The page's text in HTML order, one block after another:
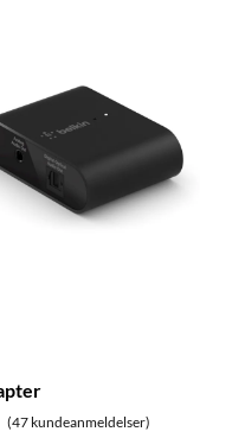
(47 kundeanmeldelser)